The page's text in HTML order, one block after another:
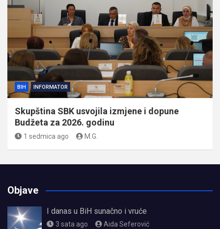
BIH INFORMATOR
Skupština SBK usvojila izmjene i dopune
Budžeta za 2026. godinu
1 sedmica ago M.G.
Objave
I danas u BiH sunačno i vruće
3 sata ago Aida Seferović